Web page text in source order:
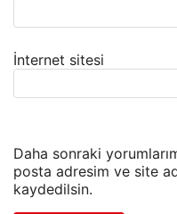
İnternet sitesi
Daha sonraki
posta adresim ve site
kaydedilsin.